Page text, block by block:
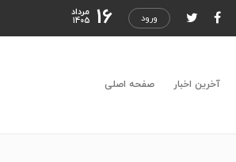
ورود 16 مرداد
1405
صفحه اصلی آخرین اخبار